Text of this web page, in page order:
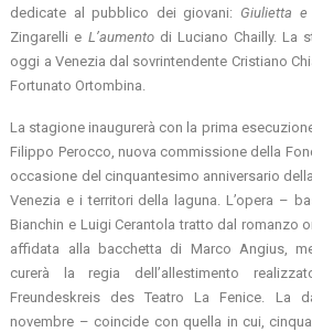
dedicate al pubblico dei giovani: Giulietta e
Zingarelli e L’aumento di Luciano Chailly. La
oggi a Venezia dal sovrintendente Cristiano
Fortunato Ortombina.
La stagione inaugurerà con la prima
Filippo Perocco, nuova commissione della
occasione del cinquantesimo anniversario
Venezia e i territori della laguna. L’opera –
Bianchin e Luigi Cerantola tratto dal romanzo
affidata alla bacchetta di Marco Angius,
curerà la regia dell’allestimento
Freundeskreis des Teatro La Fenice. La
novembre – coincide con quella in cui,